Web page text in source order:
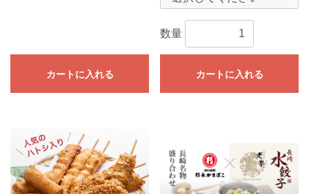
カートに入れる
数量
カートに入れる